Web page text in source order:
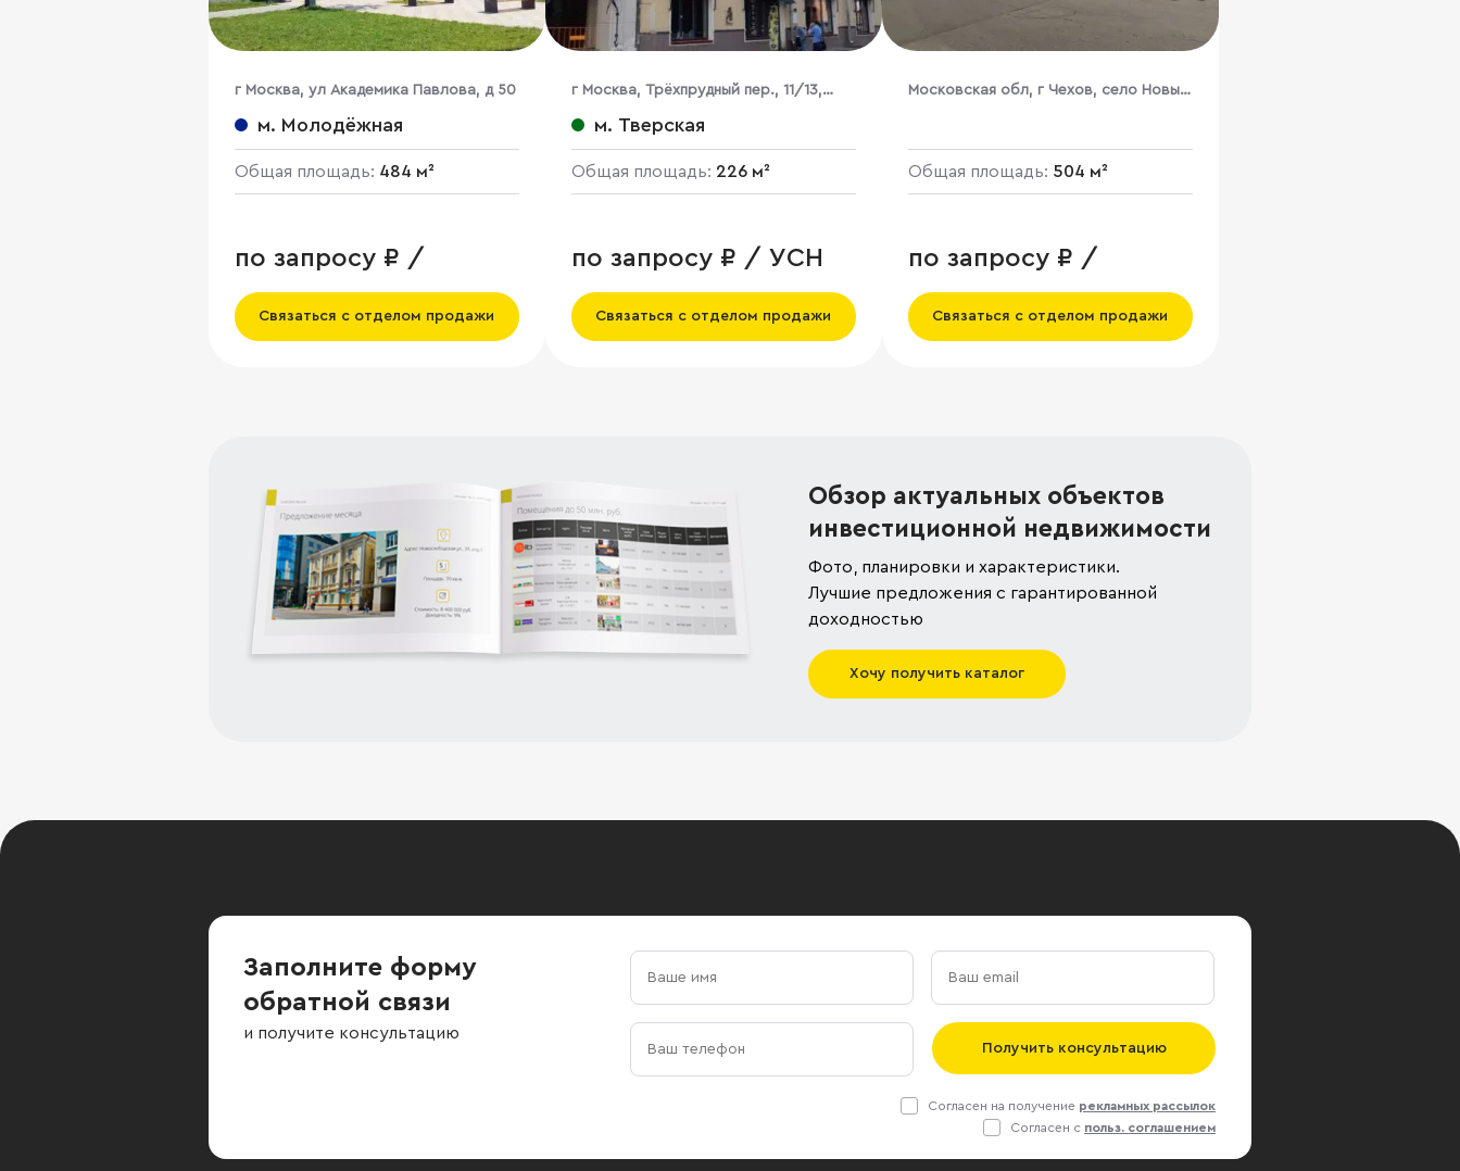
г Москва, ул Академика Павлова, д 50
м. Молодёжная
Общая площадь: 484 м²
по запросу ₽ /
Связаться с отделом продажи
г Москва, Трёхпрудный пер., 11/13,
стр. 2м. Тверская
Общая площадь: 226 м²
по запросу ₽ / УСН
Связаться с отделом продажи
Московская обл, г Чехов, село Новый
Общая площадь: 504 м²
по запросу ₽ /
Связаться с отделом продажи
Обзор актуальных объектов
инвестиционной недвижимости
Фото, планировки и характеристики.
Лучшие предложения с гарантированной
доходностью
Хочу получить каталог
Заполните форму
обратной связи
и получите консультацию
Получить консультацию
Согласен на получение рекламных рассылок
Согласен с польз. соглашением